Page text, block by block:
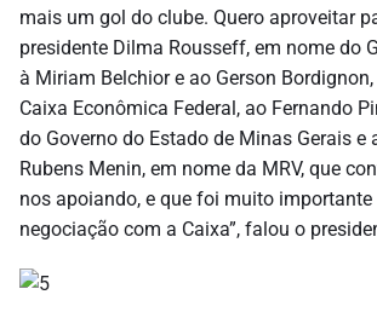
mais um gol do clube. Quero aproveitar
presidente Dilma Rousseff, em nome do
à Miriam Belchior e ao Gerson
Caixa Econômica Federal, ao Fernando
do Governo do Estado de Minas Gerais e
Rubens Menin, em nome da MRV, que
nos apoiando, e que foi muito importante
negociação com a Caixa”, falou o